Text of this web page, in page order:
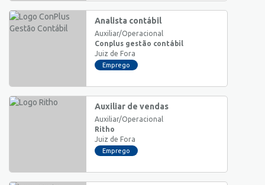
Analista contábil
Auxiliar/Operacional
Conplus gestão contábil
Juiz de Fora
Emprego
Auxiliar de vendas
Auxiliar/Operacional
Ritho
Juiz de Fora
Emprego